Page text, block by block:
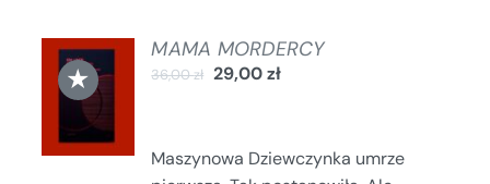
★
DODAJ
DO
KOSZYKA
/
SZCZEGÓŁY
MAMA MORDERCY
36,00zł 29,00zł
Maszynowa Dziewczynka umrze